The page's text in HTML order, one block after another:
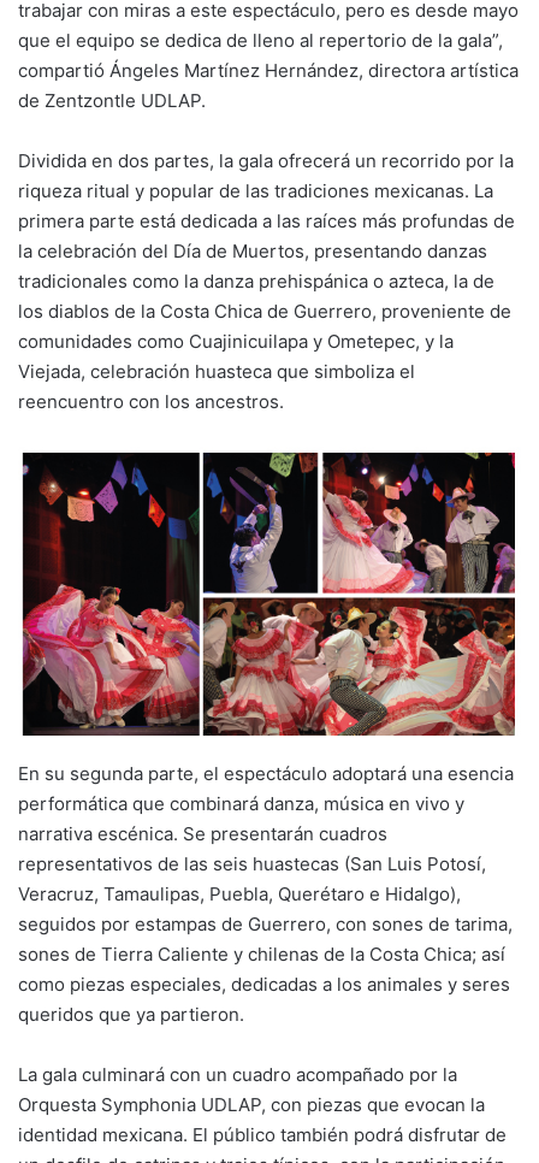
trabajar con miras a este espectáculo, pero es desde mayo
que el equipo se dedica de lleno al repertorio de la gala”,
compartió Ángeles Martínez Hernández, directora artística
de Zentzontle UDLAP.
Dividida en dos partes, la gala ofrecerá un recorrido por la
riqueza ritual y popular de las tradiciones mexicanas. La
primera parte está dedicada a las raíces más profundas de
la celebración del Día de Muertos, presentando danzas
tradicionales como la danza prehispánica o azteca, la de
los diablos de la Costa Chica de Guerrero, proveniente de
comunidades como Cuajinicuilapa y Ometepec, y la
Viejada, celebración huasteca que simboliza el
reencuentro con los ancestros.
En su segunda parte, el espectáculo adoptará una esencia
performática que combinará danza, música en vivo y
narrativa escénica. Se presentarán cuadros
representativos de las seis huastecas (San Luis Potosí,
Veracruz, Tamaulipas, Puebla, Querétaro e Hidalgo),
seguidos por estampas de Guerrero, con sones de tarima,
sones de Tierra Caliente y chilenas de la Costa Chica; así
como piezas especiales, dedicadas a los animales y seres
queridos que ya partieron.
La gala culminará con un cuadro acompañado por la
Orquesta Symphonia UDLAP, con piezas que evocan la
identidad mexicana. El público también podrá disfrutar de